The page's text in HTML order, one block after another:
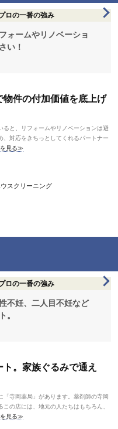
ロの一番の強み
ォームやリノベーショ
い！
件の付加価値を底上げ
と、リフォームやリノベーションは避
対応をきちっとしてくれるパートナー
を見る≫
スクリーニング
ロの一番の強み
不妊、二人目不妊など
。
。家族ぐるみで通え
寺岡薬局」があります。薬剤師の寺岡
の店には、地元の人たちはもちろん、
を見る≫